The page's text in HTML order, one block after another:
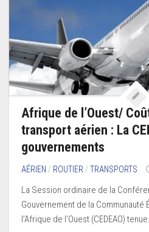
Afrique de l’Ouest/
transport aérien : La
gouvernements
AÉRIEN / ROUTIER /TRANSPORTS
La Session ordinaire de la
Gouvernement de la Communauté
l’Afrique de l’Ouest (CEDEAO)